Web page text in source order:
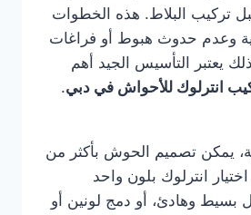
تركيب البلاط. هذه الخطوات
وعدم حدوث هبوط أو فراغات
يعتبر التأسيس الجيد أهم
انترلوك للأحواش في دبي.
يمكن تصميم الحوش بأكثر من
انترلوك بلون واحد
وهادئ، أو دمج لونين أو